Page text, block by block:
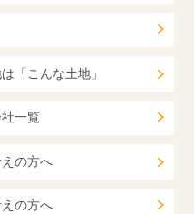
「こんな土地」
一覧
の方へ
の方へ